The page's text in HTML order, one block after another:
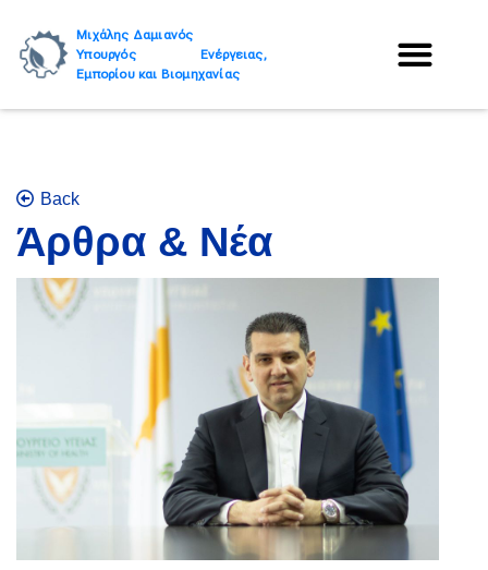
Μιχάλης Δαμιανός
Υπουργός Ενέργειας,
Εμπορίου και Βιομηχανίας
Back
Άρθρα & Νέα